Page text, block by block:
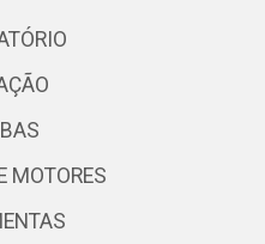
MOTORES